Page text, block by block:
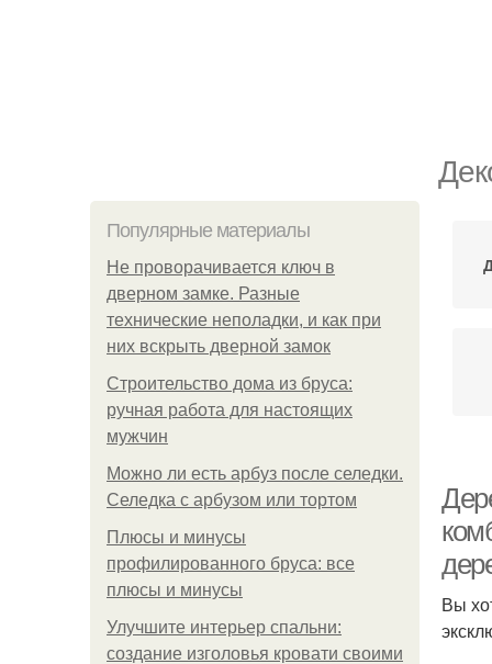
Популярные материалы
Не проворачивается ключ в
дверном замке. Разные
технические неполадки, и как при
них вскрыть дверной замок
Строительство дома из бруса:
ручная работа для настоящих
мужчин
Можно ли есть арбуз после селедки.
Селедка с арбузом или тортом
Плюсы и минусы
профилированного бруса: все
плюсы и минусы
Улучшите интерьер спальни:
создание изголовья кровати своими
Вы